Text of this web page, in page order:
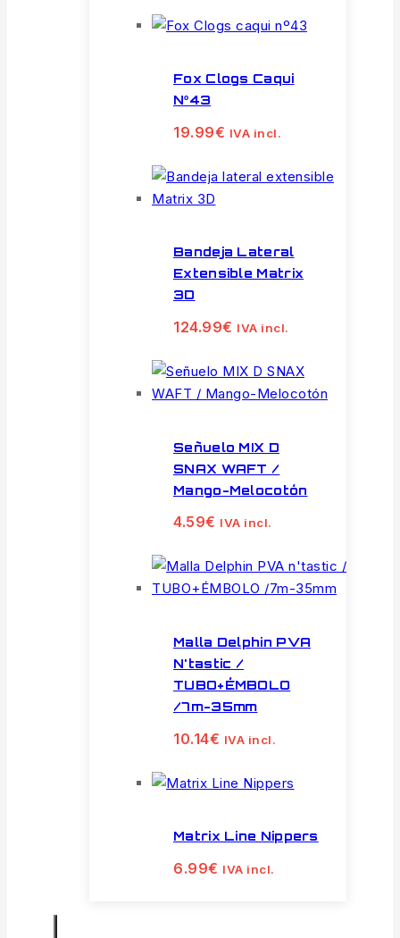
Fox Clogs Caqui
Nº43
19.99€ IVA incl.
Bandeja Lateral
Extensible Matrix
3D
124.99€ IVA incl.
Señuelo MIX D
SNAX WAFT /
Mango-Melocotón
4.59€ IVA incl.
Malla Delphin PVA
N'tastic /
TUBO+ÉMBOLO
/7m-35mm
10.14€ IVA incl.
Matrix Line Nippers
6.99€ IVA incl.